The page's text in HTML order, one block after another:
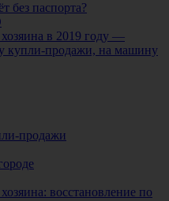
без паспорта?
в 2019 году —
купли-продажи, на машину
продажи
восстановление по